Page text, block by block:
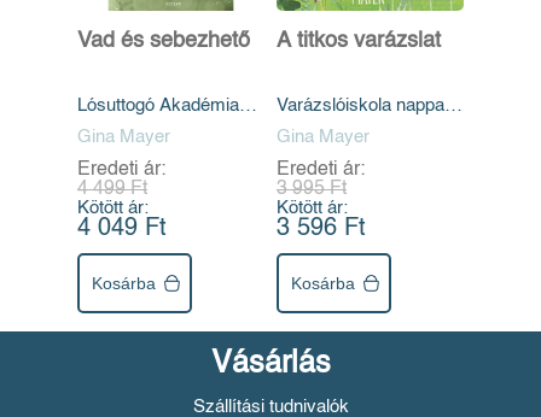
Vad és sebezhető
Lósuttogó Akadémia
12.
Gina Mayer
Eredeti ár:
4 499 Ft
Kötött ár:
4 049 Ft
Kosárba
A titkos varázslat
Varázslóiskola nappali
és éjszakai
mágusoknak 4.
Gina Mayer
Eredeti ár:
3 995 Ft
Kötött ár:
3 596 Ft
Kosárba
Vásárlás
Szállítási tudnivalók